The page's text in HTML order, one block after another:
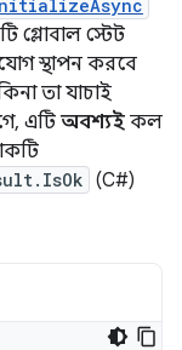
গ্লোবাল স্টেট
স্থাপন করবে
তা যাচাই
এটি অবশ্যই কল
(C#)